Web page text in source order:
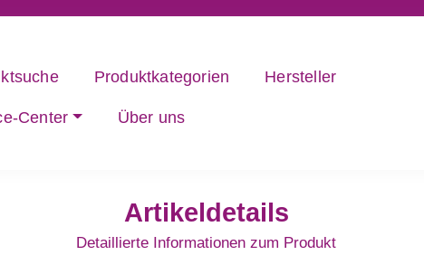
Produktkategorien Hersteller
Center Über uns
Artikeldetails
Detaillierte Informationen zum Produkt